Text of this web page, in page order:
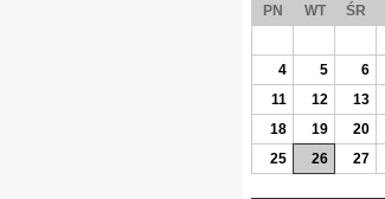
PN WT ŚR
4
5 6
11
12 13
18
19 20
25
26 27